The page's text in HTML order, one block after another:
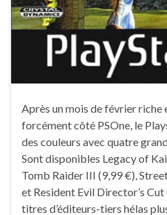
Après un mois de février riche
forcément côté PSOne, le
des couleurs avec quatre
Sont disponibles Legacy of
Tomb Raider III (9,99 €),
et Resident Evil Director’s Cut
titres d’éditeurs-tiers hélas